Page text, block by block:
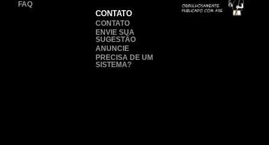
FAQ
CONTATO
CONTATO
ENVIE SUA
SUGESTÃO
ANUNCIE
PRECISA DE UM
SISTEMA?